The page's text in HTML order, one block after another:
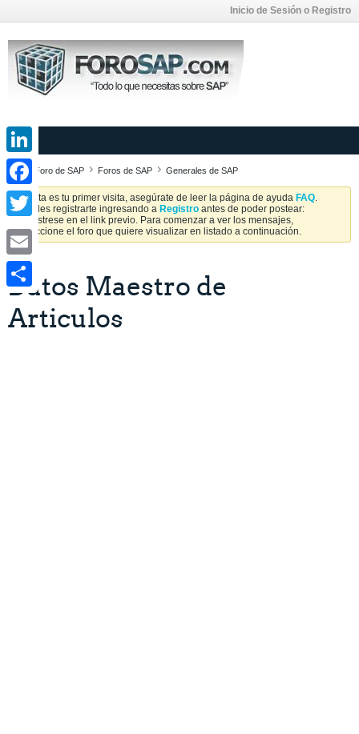
Inicio de Sesión o Registro
Foro de SAP Foros de SAP Generales de SAP
Si esta es tu primer visita, asegúrate de leer la página de ayuda FAQ.
Puedes registrarte ingresando a Registro antes de poder postear:
Regístrese en el link previo. Para comenzar a ver los mensajes,
seleccione el foro que quiere visualizar en listado a continuación.
Datos Maestro de
Articulos
LinkedIn
Facebook
Twitter
Email